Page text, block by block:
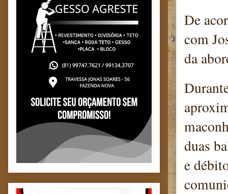
De
com
da
duas
e